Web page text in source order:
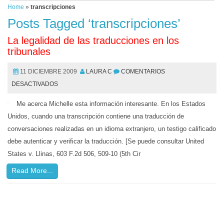
Home » transcripciones
Posts Tagged ‘transcripciones’
La legalidad de las traducciones en los
tribunales
11 DICIEMBRE 2009 LAURA C
COMENTARIOS
DESACTIVADOS
Me acerca Michelle esta información interesante. En los Estados
Unidos, cuando una transcripción contiene una traducción de
conversaciones realizadas en un idioma extranjero, un testigo calificado
debe autenticar y verificar la traducción. [Se puede consultar United
States v. Llinas, 603 F.2d 506, 509-10 (5th Cir
Read More...